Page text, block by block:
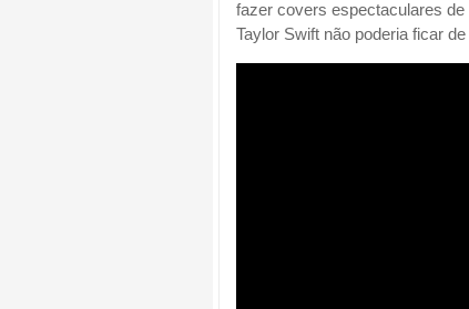
fazer covers espectaculares
Taylor Swift não poderia ficar